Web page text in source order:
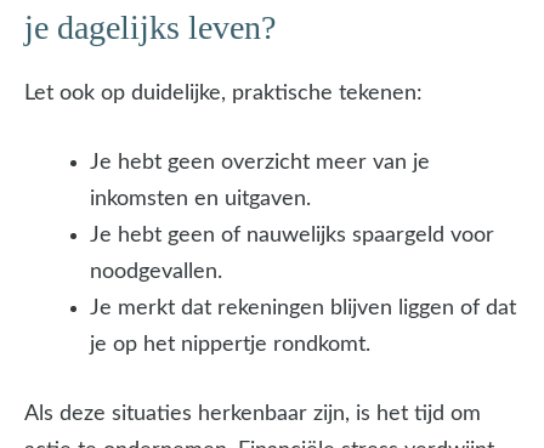
je dagelijks leven?
Let ook op duidelijke, praktische tekenen:
Je hebt geen overzicht meer van je
inkomsten en uitgaven.
Je hebt geen of nauwelijks spaargeld voor
noodgevallen.
Je merkt dat rekeningen blijven liggen of dat
je op het nippertje rondkomt.
Als deze situaties herkenbaar zijn, is het tijd om